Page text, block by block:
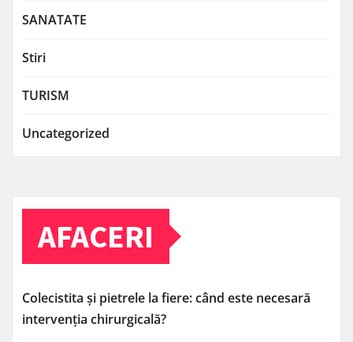
SANATATE
Stiri
TURISM
Uncategorized
AFACERI
Colecistita și pietrele la fiere: când este necesară
intervenția chirurgicală?